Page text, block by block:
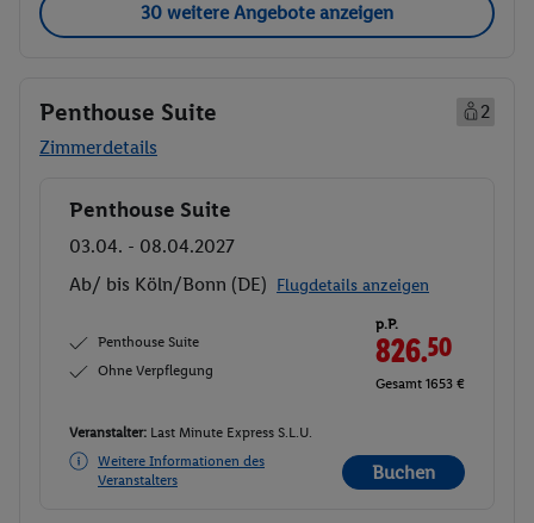
30 weitere Angebote anzeigen
Penthouse Suite
2
Zimmerdetails
Buchen
Penthouse Suite
03.04. - 08.04.2027
Ab/ bis Köln/Bonn (DE) Flugdetails anzeigen
Penthouse Suite
Ohne Verpflegung
p.P.
826.50
Gesamt 1653 €
Veranstalter: Last Minute Express S.L.U.
Weitere Informationen des
Veranstalters
Buchen